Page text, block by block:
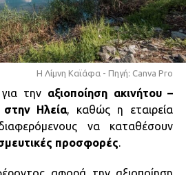
Η Λίμνη Καϊάφα - Πηγή: Canva Pro
την αξιοποίηση ακινήτου –
Ηλεία, καθώς η εταιρεία
να καταθέσουν
προσφορές.